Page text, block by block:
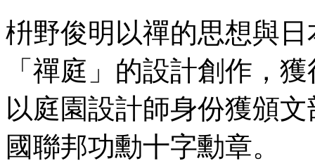
枡野俊明以禪的思想與
「禪庭」的設計創作，
以庭園設計師身份獲頒
國聯邦功勳十字勳章。